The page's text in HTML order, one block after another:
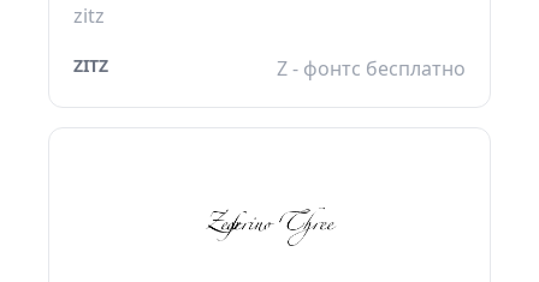
zitz
ZITZ Z - фонтс бесплатно